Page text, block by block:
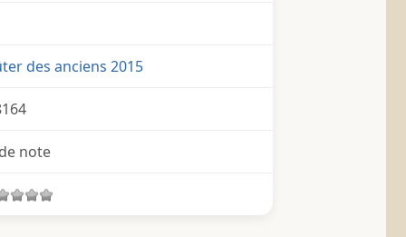
des anciens 2015
note